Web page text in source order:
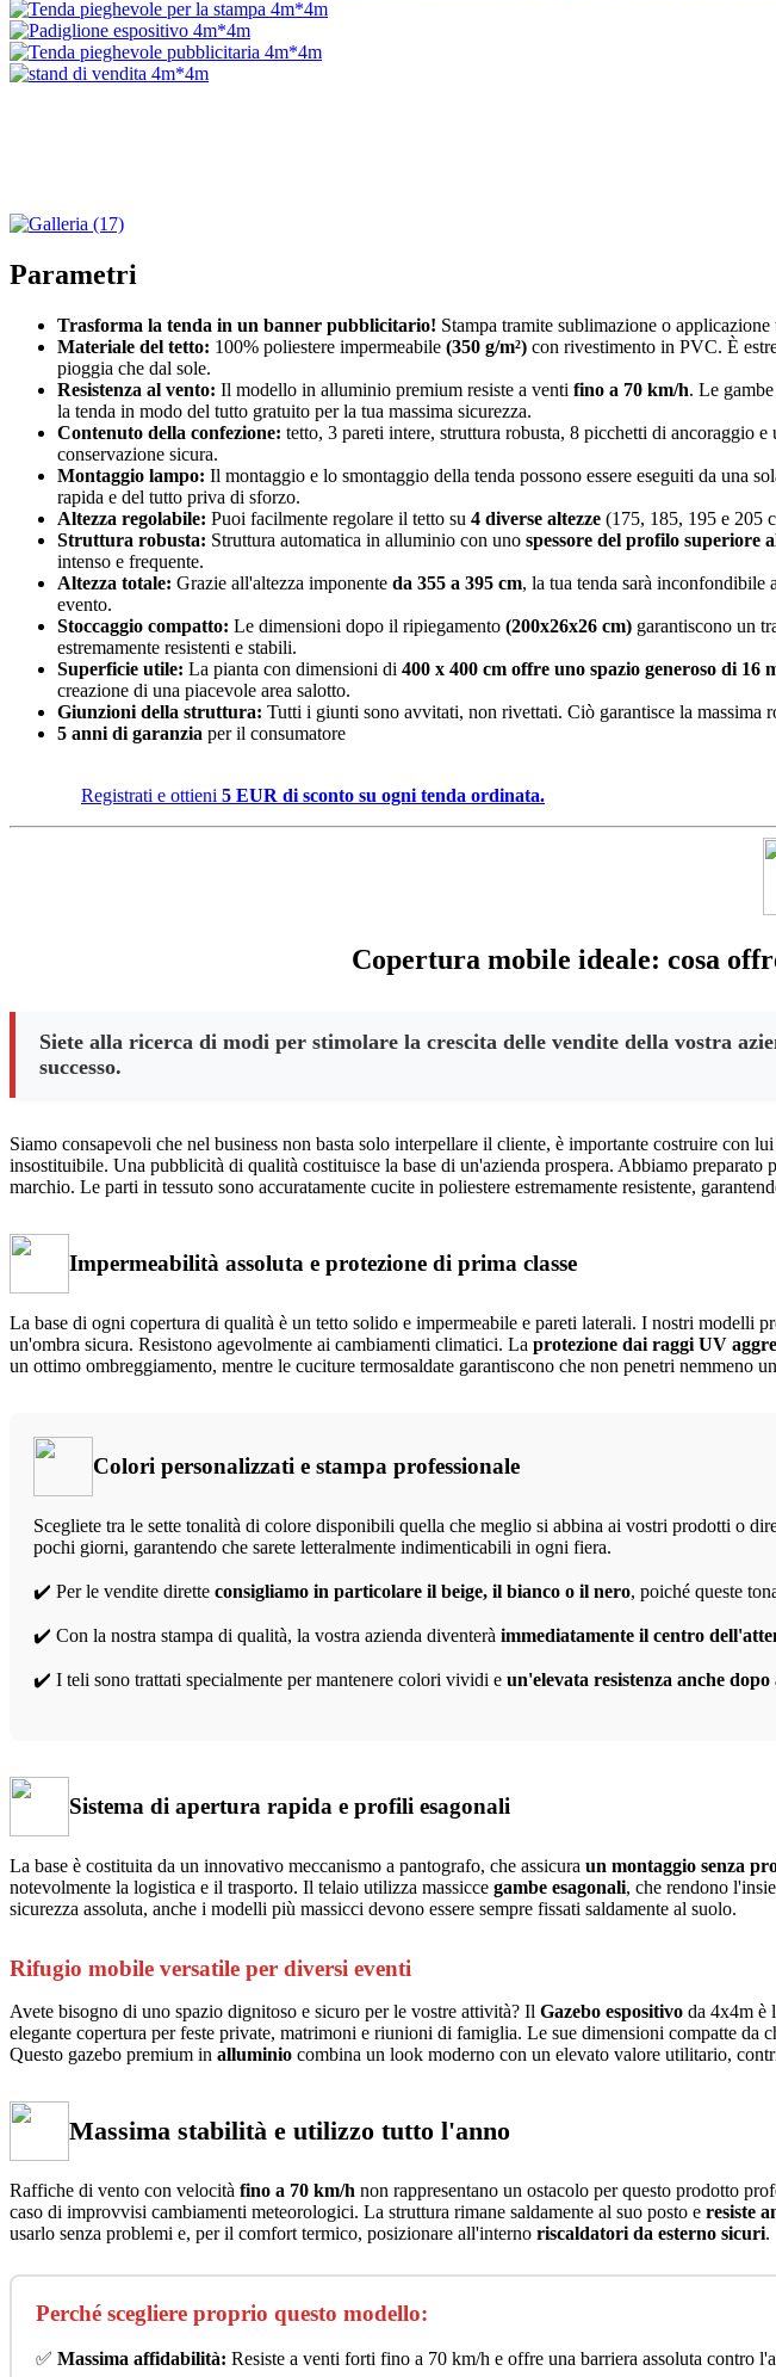
Parametri
Trasforma la tenda in un banner pubblicitario! Stampa tramite sublimazione o
Materiale del tetto: 100% poliestere impermeabile (350 g/m²) con rivestimento in PVC. È
pioggia che dal sole.
Resistenza al vento: Il modello in alluminio premium resiste a venti fino a 70 km/h. Le
la tenda in modo del tutto gratuito per la tua massima sicurezza.
Contenuto della confezione: tetto, 3 pareti intere, struttura robusta, 8 picchetti di ancoraggio
conservazione sicura.
Montaggio lampo: Il montaggio e lo smontaggio della tenda possono essere eseguiti da una
rapida e del tutto priva di sforzo.
Altezza regolabile: Puoi facilmente regolare il tetto su 4 diverse altezze (175, 185, 195 e 205
Struttura robusta: Struttura automatica in alluminio con uno spessore del profilo superiore
intenso e frequente.
Altezza totale: Grazie all'altezza imponente da 355 a 395 cm, la tua tenda sarà inconfondibile
evento.
Stoccaggio compatto: Le dimensioni dopo il ripiegamento (200x26x26 cm) garantiscono un
estremamente resistenti e stabili.
Superficie utile: La pianta con dimensioni di 400 x 400 cm offre uno spazio generoso di 16
creazione di una piacevole area salotto.
Giunzioni della struttura: Tutti i giunti sono avvitati, non rivettati. Ciò garantisce la massima
5 anni di garanzia per il consumatore
Registrati e ottieni 5 EUR di sconto su ogni tenda ordinata.
Copertura mobile ideale: cosa
Siete alla ricerca di modi per stimolare la crescita delle vendite della vostra
successo.
Siamo consapevoli che nel business non basta solo interpellare il cliente, è importante costruire
insostituibile. Una pubblicità di qualità costituisce la base di un'azienda prospera. Abbiamo preparato
marchio. Le parti in tessuto sono accuratamente cucite in poliestere estremamente resistente,
Impermeabilità assoluta e protezione di prima classe
La base di ogni copertura di qualità è un tetto solido e impermeabile e pareti laterali. I nostri modelli
un'ombra sicura. Resistono agevolmente ai cambiamenti climatici. La protezione dai raggi UV
un ottimo ombreggiamento, mentre le cuciture termosaldate garantiscono che non penetri nemmeno
Colori personalizzati e stampa professionale
Scegliete tra le sette tonalità di colore disponibili quella che meglio si abbina ai vostri prodotti o
pochi giorni, garantendo che sarete letteralmente indimenticabili in ogni fiera.
✔️ Per le vendite dirette consigliamo in particolare il beige, il bianco o il nero, poiché queste
✔️ Con la nostra stampa di qualità, la vostra azienda diventerà immediatamente il centro
✔️ I teli sono trattati specialmente per mantenere colori vividi e un'elevata resistenza anche
Sistema di apertura rapida e profili esagonali
La base è costituita da un innovativo meccanismo a pantografo, che assicura un montaggio senza
notevolmente la logistica e il trasporto. Il telaio utilizza massicce gambe esagonali, che rendono
sicurezza assoluta, anche i modelli più massicci devono essere sempre fissati saldamente al suolo.
Rifugio mobile versatile per diversi eventi
Avete bisogno di uno spazio dignitoso e sicuro per le vostre attività? Il Gazebo espositivo da 4x4m è
elegante copertura per feste private, matrimoni e riunioni di famiglia. Le sue dimensioni compatte
Questo gazebo premium in alluminio combina un look moderno con un elevato valore utilitario,
Massima stabilità e utilizzo tutto l'anno
Raffiche di vento con velocità fino a 70 km/h non rappresentano un ostacolo per questo prodotto
caso di improvvisi cambiamenti meteorologici. La struttura rimane saldamente al suo posto e resiste
usarlo senza problemi e, per il comfort termico, posizionare all'interno riscaldatori da esterno sicuri.
Perché scegliere proprio questo modello:
✅ Massima affidabilità: Resiste a venti forti fino a 70 km/h e offre una barriera assoluta contro